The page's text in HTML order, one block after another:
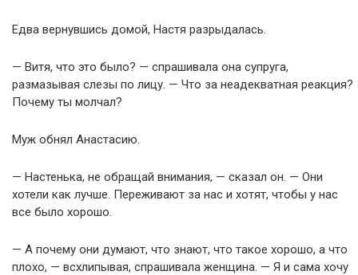
Едва вернувшись домой, Настя разрыдалась.
— Витя, что это было? — спрашивала она супруга,
размазывая слезы по лицу. — Что за неадекватная реакция?
Почему ты молчал?
Муж обнял Анастасию.
— Настенька, не обращай внимания, — сказал он. — Они
хотели как лучше. Переживают за нас и хотят, чтобы у нас
все было хорошо.
— А почему они думают, что знают, что такое хорошо, а что
плохо, — всхлипывая, спрашивала женщина. — Я и сама хочу